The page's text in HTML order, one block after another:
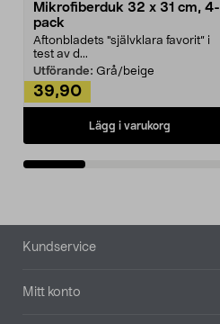
Mikrofiberduk 32 x 31 cm, 4-
pack
Aftonbladets "självklara favorit” i
test av d...
Utförande: Grå/beige
39,90
Lägg i varukorg
Sidfot
Kundservice
Mitt konto